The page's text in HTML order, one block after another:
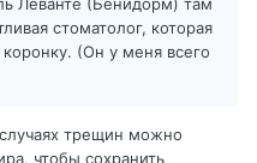
Леванте (Бенидорм) там
стоматолог, которая
коронку. (Он у меня всего
трещин можно
чтобы сохранить